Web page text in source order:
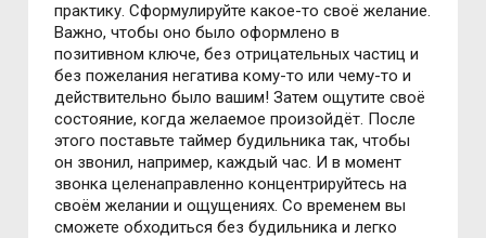
практику. Сформулируйте какое-то своё желание.
Важно, чтобы оно было оформлено в
позитивном ключе, без отрицательных частиц и
без пожелания негатива кому-то или чему-то и
действительно было вашим! Затем ощутите своё
состояние, когда желаемое произойдёт. После
этого поставьте таймер будильника так, чтобы
он звонил, например, каждый час. И в момент
звонка целенаправленно концентрируйтесь на
своём желании и ощущениях. Со временем вы
сможете обходиться без будильника и легко